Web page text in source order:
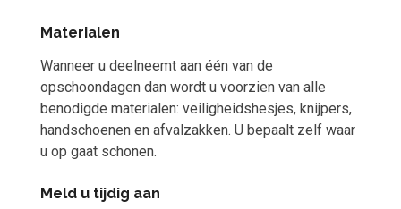
Materialen
Wanneer u deelneemt aan één van de
opschoondagen dan wordt u voorzien van alle
benodigde materialen: veiligheidshesjes, knijpers,
handschoenen en afvalzakken. U bepaalt zelf waar
u op gaat schonen.
Meld u tijdig aan